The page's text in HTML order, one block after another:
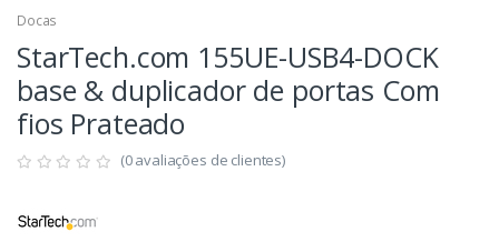
Docas
StarTech.com 155UE-USB4-DOCK
base & duplicador de portas Com
fios Prateado
(0 avaliações de clientes)